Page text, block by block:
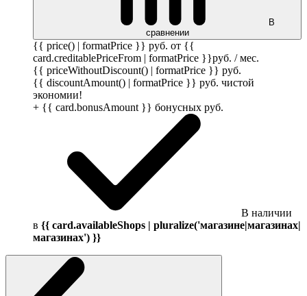
В
сравнении
{{ price() | formatPrice }} руб. от {{
card.creditablePriceFrom | formatPrice }}руб. / мес.
{{ priceWithoutDiscount() | formatPrice }} руб.
{{ discountAmount() | formatPrice }} руб. чистой
экономии!
+ {{ card.bonusAmount }} бонусных руб.
В наличии
в {{ card.availableShops | pluralize('магазине|магазинах|
магазинах') }}